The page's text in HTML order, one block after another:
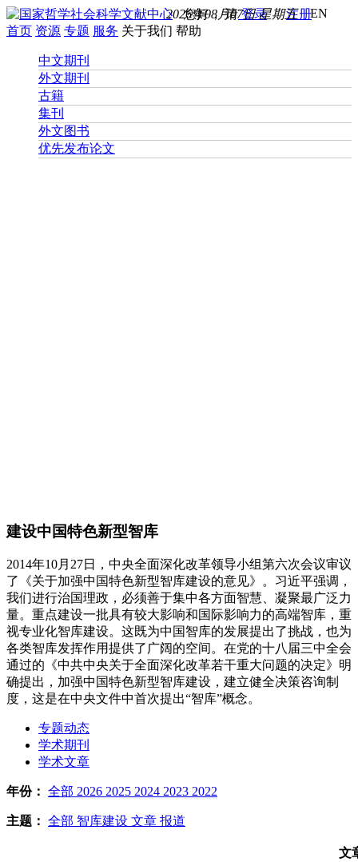
您好， 请登录 注册EN
2026年08月07日 星期五
首页 资源 专题 服务 关于我们 帮助
中文期刊
外文期刊
古籍
集刊
外文图书
优先发布论文
建设中国特色新型智库
2014年10月27日，中央全面深化改革领导小组第六次会议审议
了《关于加强中国特色新型智库建设的意见》。习近平强调，
我们进行治国理政，必须善于集中各方面智慧、凝聚最广泛力
量。重点建设一批具有较大影响和国际影响力的高端智库，重
视专业化智库建设。这既为中国智库的发展提出了挑战，也为
各类智库发挥作用提供了广阔的空间。在党的十八届三中全会
通过的《中共中央关于全面深化改革若干重大问题的决定》明
确提出，加强中国特色新型智库建设，建立健全决策咨询制
度，这是在中央文件中首次提出“智库”概念。
专题动态
学术期刊
学术文章
年份： 全部 2026 2025 2024 2023 2022
主题： 全部 智库建设 文章 报道
文